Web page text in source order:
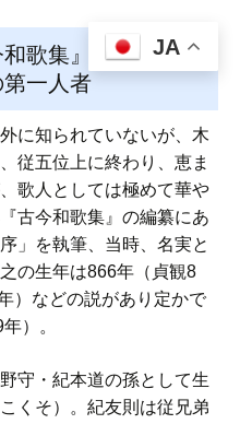
歌集』の「仮名
一人者
に知られていないが、木
従五位上に終わり、恵ま
歌人としては極めて華や
古今和歌集』の編纂にあ
」を執筆、当時、名実と
の生年は866年（貞観8
）などの説があり定かで
）。
守・紀本道の孫として生
くそ）。紀友則は従兄弟
JA